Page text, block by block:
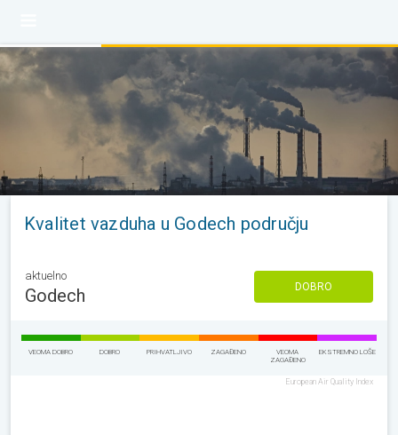
Kvalitet vazduha u Godech području
aktuelno
Godech DOBRO
VEOMA DOBRO DOBRO PRIHVATLJIVO ZAGAĐENO
VEOMA
ZAGAĐENO
EKSTREMNO LOŠE
European Air Quality Index